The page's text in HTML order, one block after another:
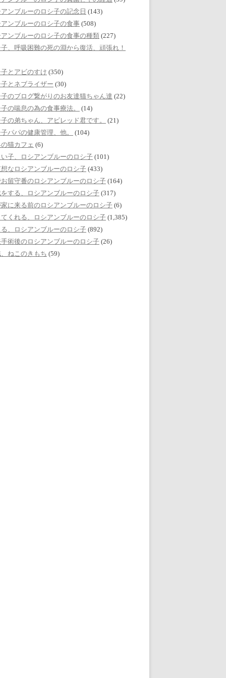
ンブルーのロシ子の記念日 (143)
ンブルーのロシ子の食事 (508)
ンブルーのロシ子の食事の種類 (227)
、呼吸困難の死の淵から復活、頑張れ！
とアビのすけ (350)
とネブライザー (30)
のブログ繋がりのお友達猫ちゃん達 (22)
の喘息の為の食事療法。
(14)
の弟ちゃん、アビレッド君です。
(21)
パパの健康管理、他。
(104)
猫カフェ (6)
子、ロシアンブルーのロシ子 (101)
なロシアンブルーのロシ子 (433)
留守番のロシアンブルーのロシ子 (164)
する、ロシアンブルーのロシ子 (317)
に来る前のロシアンブルーのロシ子 (6)
くれる、ロシアンブルーのロシ子 (1,385)
、ロシアンブルーのロシ子 (892)
術後のロシアンブルーのロシ子 (26)
ねこのきもち (59)